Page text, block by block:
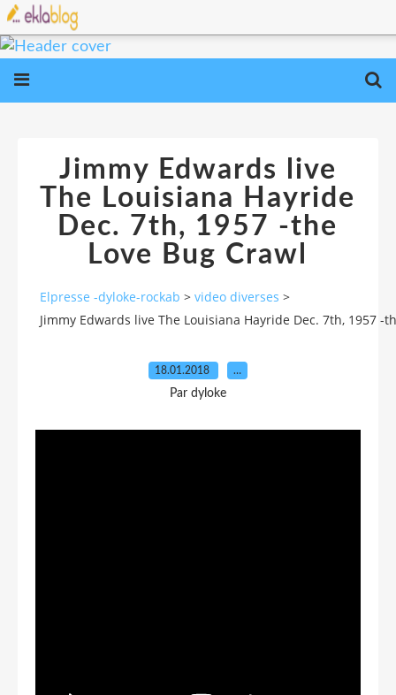
Jimmy Edwards live
The Louisiana Hayride
Dec. 7th, 1957 -the
Love Bug Crawl
Elpresse -dyloke-rockab > video diverses >
Jimmy Edwards live The Louisiana Hayride Dec. 7th, 1957 -
18.01.2018 …
Par dyloke